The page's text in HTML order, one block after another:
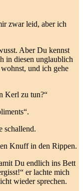
zwar leid, aber ich
Aber Du kennst
in diesen unglaublich
und ich gehe
Kerl zu tun?“
schallend.
Knuff in den Rippen.
Du endlich ins Bett
er lachte mich
wieder sprechen.